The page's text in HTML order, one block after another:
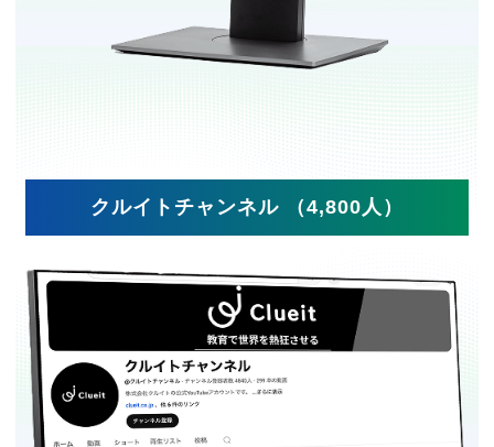
クルイトチャンネル （4,800人）